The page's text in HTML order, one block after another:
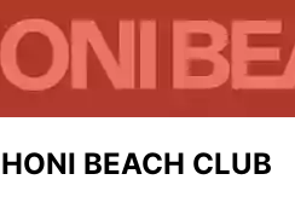
BEACH CLUB